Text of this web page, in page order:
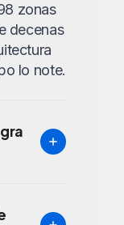
zonas
decenas
lo note.